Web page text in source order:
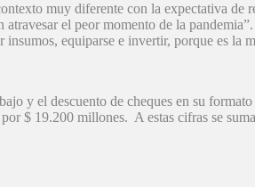
muy diferente con la expectativa de
el peor momento de la
equiparse e invertir, porque es la
y el descuento de cheques en su
$ 19.200 millones. A estas cifras se